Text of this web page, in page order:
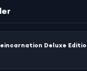
Deluxe